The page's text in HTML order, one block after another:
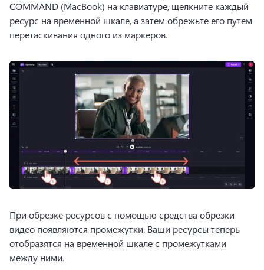
COMMAND (MacBook) на клавиатуре, щелкните каждый
ресурс на временной шкале, а затем обрежьте его путем
перетаскивания одного из маркеров.
При обрезке ресурсов с помощью средства обрезки
видео появляются промежутки. Ваши ресурсы теперь
отобразятся на временной шкале с промежутками
между ними.